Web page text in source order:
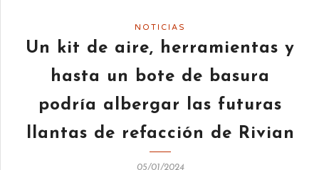
NOTICIAS
Un kit de aire, herramientas y
hasta un bote de basura
podría albergar las futuras
llantas de refacción de Rivian
05/01/2024